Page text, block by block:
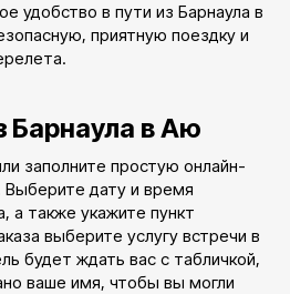
удобство в пути из Барнаула в
приятную поездку и
Барнаула в Аю
заполните простую онлайн-
дату и время
а также укажите пункт
выберите услугу встречи в
будет ждать вас с табличкой,
ваше имя, чтобы вы могли